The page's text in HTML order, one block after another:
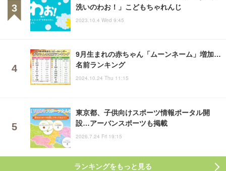
洗いのわお！」こどもちゃれんじ
2023.10.4 Wed 9:45
9月生まれの赤ちゃん「ムーンネーム」増加…
名前ランキング
2024.10.24 Thu 11:15
東京都、子供向けスポーツ情報ポータル開
設…アーバンスポーツも掲載
2026.7.24 Fri 19:15
ランキングをもっと見る